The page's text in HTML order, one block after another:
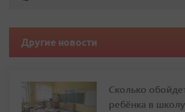
Другие новости
Сколько
ребёнка в